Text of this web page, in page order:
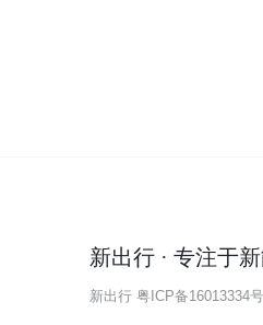
新出行 · 专注于
新出行 粤ICP备16013334号